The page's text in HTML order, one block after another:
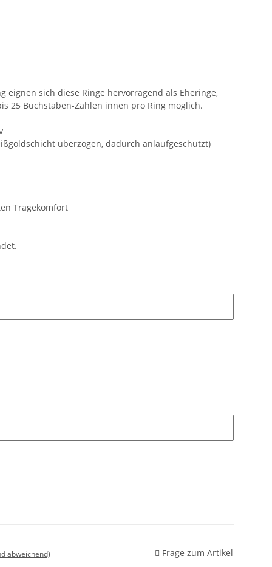
eignen sich diese Ringe hervorragend als Eheringe,
25 Buchstaben-Zahlen innen pro Ring möglich.
überzogen, dadurch anlaufgeschützt)
Tragekomfort
abweichend) Frage zum Artikel